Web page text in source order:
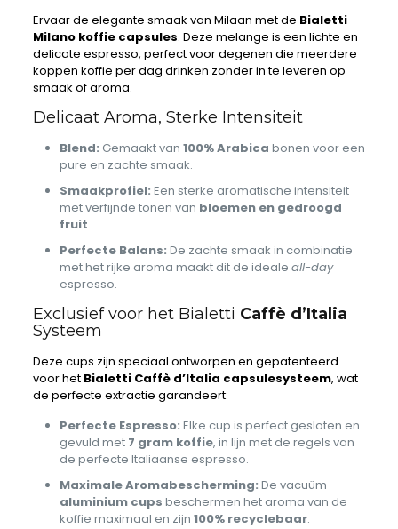
Ervaar de elegante smaak van Milaan met de Bialetti
Milano koffie capsules. Deze melange is een lichte en
delicate espresso, perfect voor degenen die meerdere
koppen koffie per dag drinken zonder in te leveren op
smaak of aroma.
Delicaat Aroma, Sterke Intensiteit
Blend: Gemaakt van 100% Arabica bonen voor een
pure en zachte smaak.
Smaakprofiel: Een sterke aromatische intensiteit
met verfijnde tonen van bloemen en gedroogd
fruit.
Perfecte Balans: De zachte smaak in combinatie
met het rijke aroma maakt dit de ideale all-day
espresso.
Exclusief voor het Bialetti Caffè d’Italia
Systeem
Deze cups zijn speciaal ontworpen en gepatenteerd
voor het Bialetti Caffè d’Italia capsulesysteem, wat
de perfecte extractie garandeert:
Perfecte Espresso: Elke cup is perfect gesloten en
gevuld met 7 gram koffie, in lijn met de regels van
de perfecte Italiaanse espresso.
Maximale Aromabescherming: De vacuüm
aluminium cups beschermen het aroma van de
koffie maximaal en zijn 100% recyclebaar.